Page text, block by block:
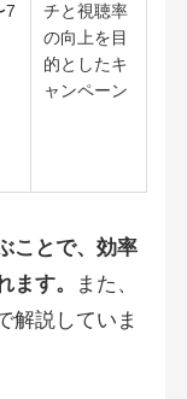
7
チと視聴率
の向上を目
的としたキ
ャンペーン
ことで、効率
ます。
また、
解説していま